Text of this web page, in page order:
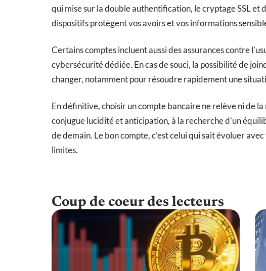
qui mise sur la double authentification, le cryptage SSL et
dispositifs protègent vos avoirs et vos informations
Certains comptes incluent aussi des assurances contre
cybersécurité dédiée. En cas de souci, la possibilité de
changer, notamment pour résoudre rapidement une
En définitive, choisir un compte bancaire ne relève ni de
conjugue lucidité et anticipation, à la recherche d’un
de demain. Le bon compte, c’est celui qui sait évoluer
limites.
Coup de coeur des lecteurs